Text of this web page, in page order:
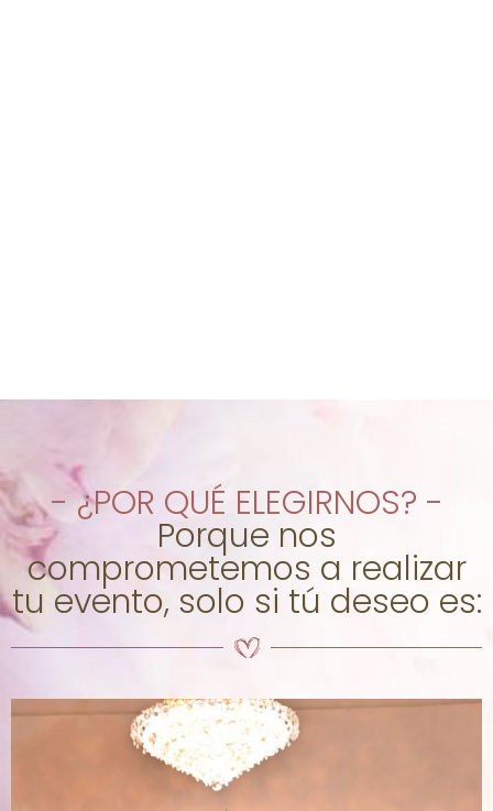
- ¿POR QUÉ ELEGIRNOS? -
Porque nos
comprometemos a realizar
tu evento, solo si tú deseo es: